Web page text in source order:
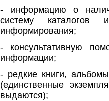
- информацию о
систему каталогов
информирования;
- консультативную
информации;
- редкие книги,
(единственные
выдаются);